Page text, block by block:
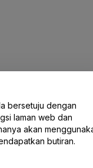
bersetuju dengan
laman web dan
akan
butiran.